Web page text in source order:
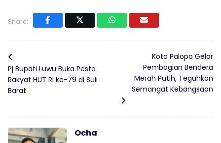
Share:
Pj Bupati Luwu Buka Pesta
Rakyat HUT RI ke-79 di Suli
Barat
Kota Palopo Gelar
Pembagian Bendera
Merah Putih, Teguhkan
Semangat Kebangsaan
Ocha